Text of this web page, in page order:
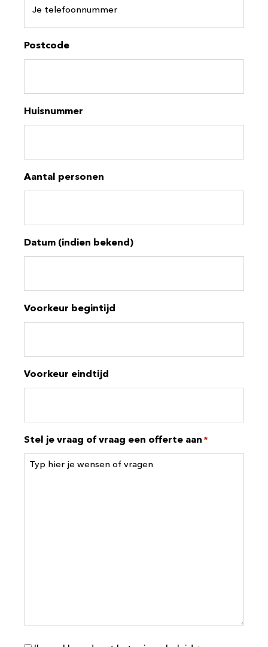
Postcode
Huisnummer
Aantal personen
Datum (indien bekend)
Voorkeur begintijd
Voorkeur eindtijd
Stel je vraag of vraag een offerte aan *